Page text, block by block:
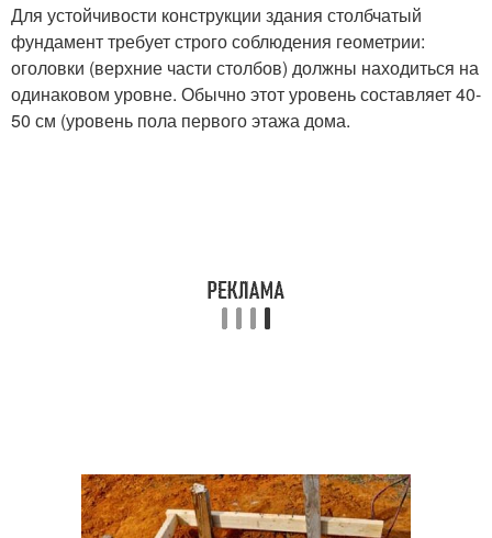
Для устойчивости конструкции здания столбчатый
фундамент требует строго соблюдения геометрии:
оголовки (верхние части столбов) должны находиться на
одинаковом уровне. Обычно этот уровень составляет 40-
50 см (уровень пола первого этажа дома.